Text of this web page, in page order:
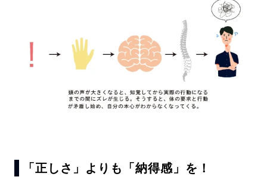
「正しさ」よりも「納得感」を！